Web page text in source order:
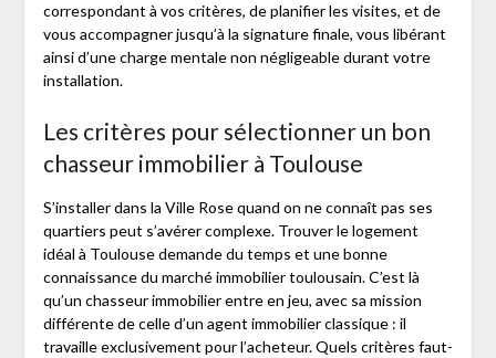
correspondant à vos critères, de planifier les visites, et de
vous accompagner jusqu’à la signature finale, vous libérant
ainsi d’une charge mentale non négligeable durant votre
installation.
Les critères pour sélectionner un bon
chasseur immobilier à Toulouse
S’installer dans la Ville Rose quand on ne connaît pas ses
quartiers peut s’avérer complexe. Trouver le logement
idéal à Toulouse demande du temps et une bonne
connaissance du marché immobilier toulousain. C’est là
qu’un chasseur immobilier entre en jeu, avec sa mission
différente de celle d’un agent immobilier classique : il
travaille exclusivement pour l’acheteur. Quels critères faut-